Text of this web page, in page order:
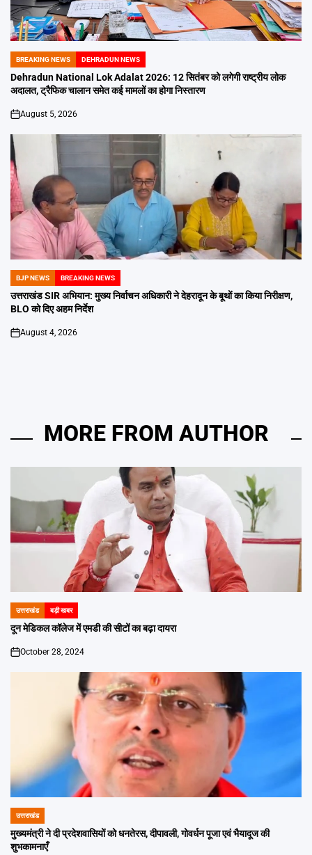
POSTED
IN
BREAKING NEWS DEHRADUN NEWS
Dehradun National Lok Adalat 2026: 12 सितंबर को लगेगी राष्ट्रीय लोक
अदालत, ट्रैफिक चालान समेत कई मामलों का होगा निस्तारण
on
August 5, 2026
POSTED
IN
BJP NEWS BREAKING NEWS
उत्तराखंड SIR अभियान: मुख्य निर्वाचन अधिकारी ने देहरादून के बूथों का किया निरीक्षण,
BLO को दिए अहम निर्देश
on
August 4, 2026
MORE FROM AUTHOR
POSTED
IN
उत्तराखंड बड़ी खबर
दून मेडिकल कॉलेज में एमडी की सीटों का बढ़ा दायरा
on
October 28, 2024
POSTED
IN
उत्तराखंड
मुख्यमंत्री ने दी प्रदेशवासियों को धनतेरस, दीपावली, गोवर्धन पूजा एवं भैयादूज की
शुभकामनाएँ